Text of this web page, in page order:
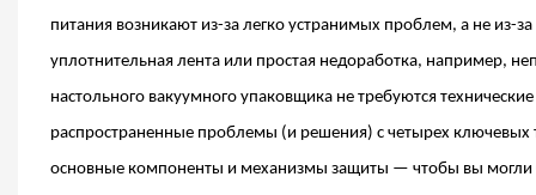
питаниявозникают из-за легко устранимых проблем, а не из-
уплотнительная лента или простая недоработка, например,
настольного вакуумного упаковщика не требуются
распространенные проблемы (и решения) с четырех
основные компоненты и механизмы защиты — чтобы вы могли